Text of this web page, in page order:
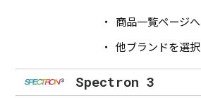
商品一覧ページへ
他ブランドを選択
Spectron 3